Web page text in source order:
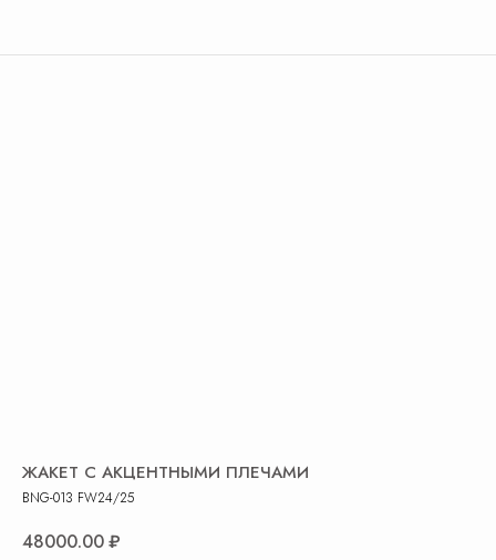
ЖАКЕТ С АКЦЕНТНЫМИ ПЛЕЧАМИ
BNG-013 FW24/25
48000.00₽